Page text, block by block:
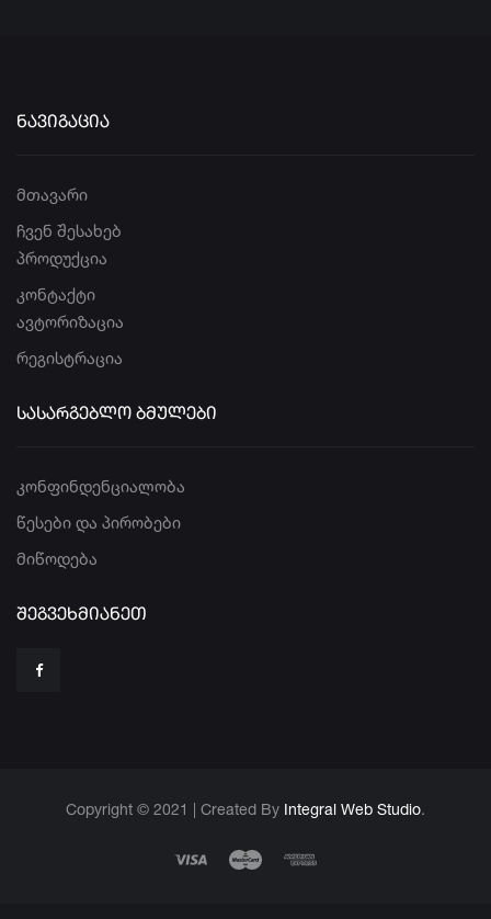
ᲜᲐᲕᲘᲒᲐᲪᲘᲐ
მთავარი
ჩვენ შესახებ
პროდუქცია
კონტაქტი
ავტორიზაცია
რეგისტრაცია
ᲡᲐᲡᲐᲠᲒᲔᲑᲚᲝ ᲑᲛᲣᲚᲔᲑᲘ
კონფინდენციალობა
წესები და პირობები
მიწოდება
ᲨᲔᲒᲕᲔᲮᲛᲘᲐᲜᲔᲗ
Copyright © 2021 | Created By Integral Web Studio.